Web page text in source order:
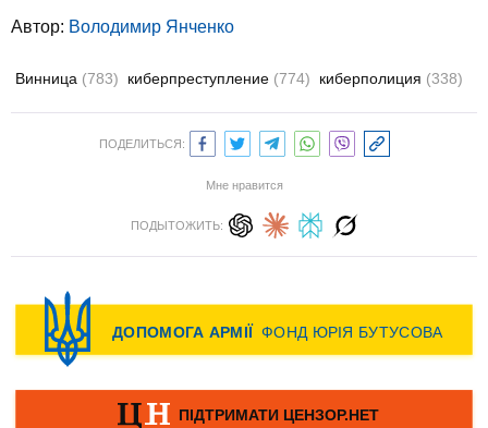
Автор: Володимир Янченко
Винница (783) киберпреступление (774) киберполиция (338)
ПОДЕЛИТЬСЯ:
Мне нравится
ПОДЫТОЖИТЬ: